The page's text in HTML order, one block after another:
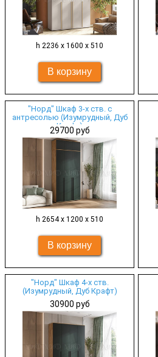
h 2236 х 1600 х 510
"Норд" Шкаф 3-х ств. с
антресолью (Изумрудный, Дуб
Крафт)
29700 руб
h 2654 х 1200 х 510
"Норд" Шкаф 4-х ств.
(Изумрудный, Дуб Крафт)
30900 руб